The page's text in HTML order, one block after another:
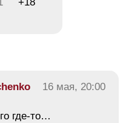
+18
16 мая, 20:00
где-то…